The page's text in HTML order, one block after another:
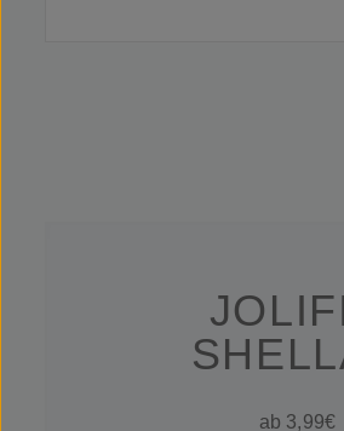
ab 3,99€